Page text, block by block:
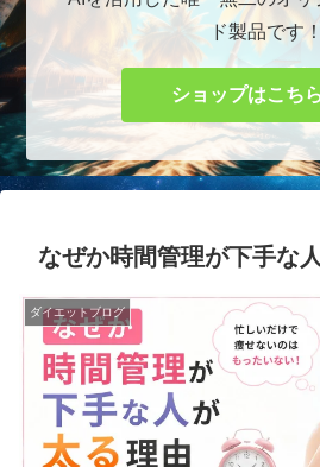
ド製品です！
ショップはこち
なぜか時間管理が下手な
ダイエットブログ